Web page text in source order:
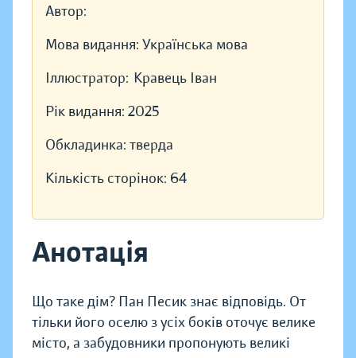
Автор:
Мова видання: Українська мова
Іллюстратор: Кравець Іван
Рік видання: 2025
Обкладинка: тверда
Кількість сторінок: 64
Анотація
Що таке дім? Пан Песик знає відповідь. От
тільки його оселю з усіх боків оточує велике
місто, а забудовники пропонують великі